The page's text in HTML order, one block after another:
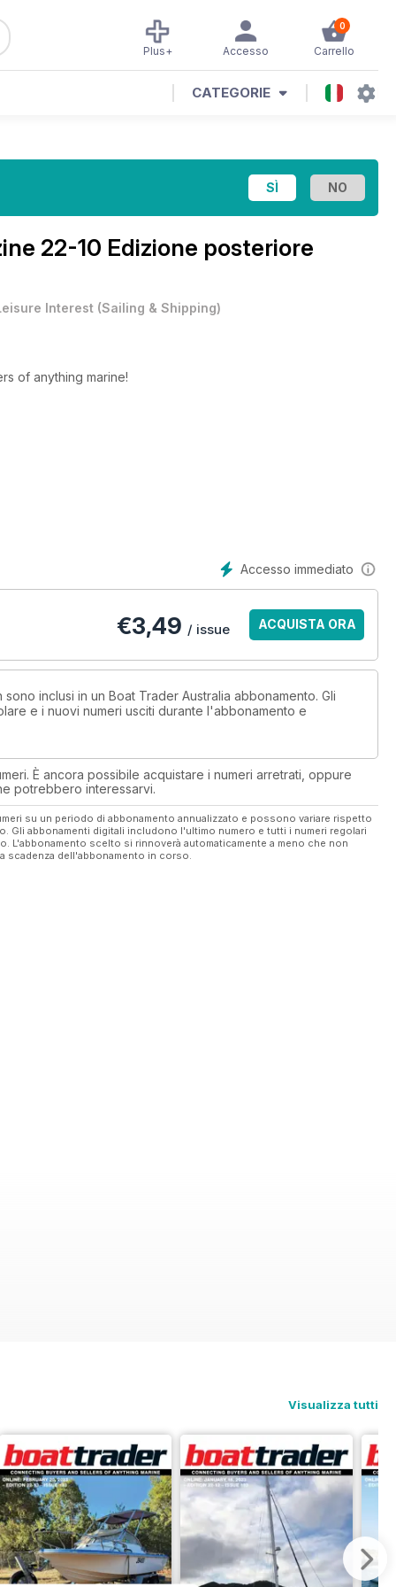
0
Carrello
Accesso
Plus+
CATEGORIE
22-10 Edizione posteriore
Interest (Sailing & Shipping)
of anything marine!
Accesso immediato
€3,49 / issue ACQUISTA ORA
inclusi in un Boat Trader Australia abbonamento. Gli
e i nuovi numeri usciti durante l'abbonamento e
È ancora possibile acquistare i numeri arretrati, oppure
potrebbero interessarvi.
su un periodo di abbonamento annualizzato e possono variare rispetto
abbonamenti digitali includono l'ultimo numero e tutti i numeri regolari
L'abbonamento scelto si rinnoverà automaticamente a meno che non
scadenza dell'abbonamento in corso.
Visualizza tutti